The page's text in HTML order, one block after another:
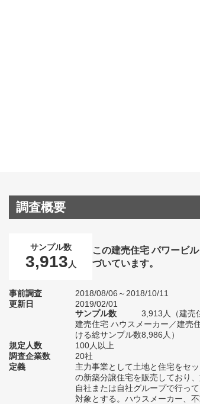
調査概要
サンプル数
3,913 人
この建売住宅 パワービ
づいています。
事前調査
2018/08/06～2018/10/11
更新日
2019/02/01
サンプル数
3,913人（建売
建売住宅 ハウスメーカー／建売
ける総サンプル数8,986人）
規定人数
100人以上
調査企業数
20社
定義
主力事業として土地と住宅をセ
の新築分譲住宅を販売しており
自社または自社グループで行っ
対象とする。ハウスメーカー、